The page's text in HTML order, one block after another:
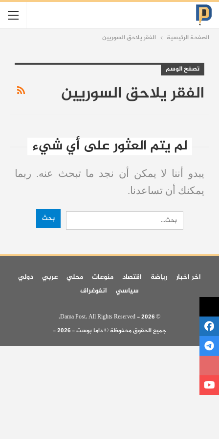
الصفحة الرئيسية الفقر يلاحق السوريين
تصفح الوسم
الفقر يلاحق السوريين
لم يتم العثور على أي شيء
يبدو أننا لا يمكن أن نجد ما تبحث عنه. ربما
يمكنك أن تساعدنا.
اخر اخبار رياضة اقتصاد منوعات محلي عربي
دولي
سياسي
انفوغراف
© 2026 - Dama Post. All Rights Reserved.
جميع الحقوق محفوظة © داما بوست - 2026 -